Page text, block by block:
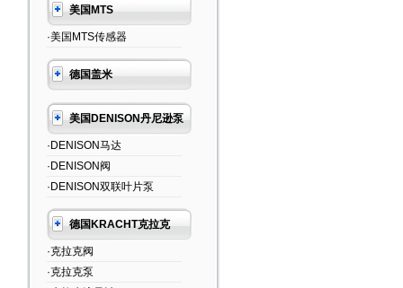
美国MTS
·美国MTS传感器
德国盖米
美国DENISON丹尼逊泵
·DENISON马达
·DENISON阀
·DENISON双联叶片泵
德国KRACHT克拉克
·克拉克阀
·克拉克泵